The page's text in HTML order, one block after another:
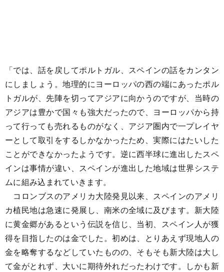
「では、話を戻してポルトガル、スペインの話をカンタン
にしましょう。地理的にヨーロッパの西の端にあったポル
トガルが、先陣を切ってアジアに向かうのですが、当時の
アジアは豊かで国々も強大だったので、ヨーロッパから持
って行っても売れるものがなく、アジア圏内で一プレイヤ
ーとして取引をするしかなかったため、実際にはたいした
ことができなかったようです。逆に西半球に進出したスペ
インは事情が違い、スペインが進出した地域は世界システ
ムに組み込まれていきます。
コロンブスのアメリカ大陸発見以来、スペインのアメリ
カ植民地は急速に発展し、南米の全域に及びます。新大陸
に黄金郷があるという伝説を信じ、当初、スペイン人が獲
得を目指したのは金でした。初めは、とりあえず現地人の
金を略奪するなどしていたものの、そもそも新大陸は大し
て金がとれず、大いに期待外れだったわけです。しかも新